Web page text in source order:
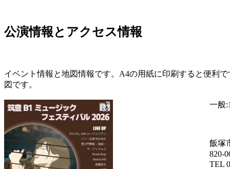
公演情報とアクセス情報
イベント情報と地図情報です。A4の用紙に印刷すると便利
図です。
一般
飯塚
820-
TEL